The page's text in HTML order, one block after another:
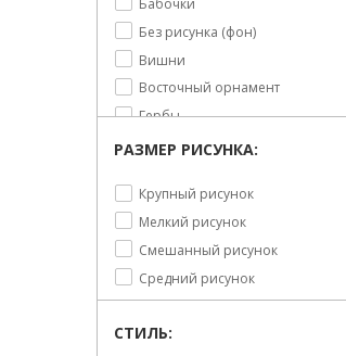
LX Hausys
Limonta
Loymina
Marburg
MidBec
Milassa
PALITRA LIFE (Palitra)
PALITRA PRESTIGE (Prestige
Color)
Prima Italiana
Rasch Textil
Без рисунка (фон)
Вишни
Восточный орнамент
Гербы
Горизонтальная полоска
Горох
Дамаск
Деревья
Животные
Кляксы
РАЗМЕР РИСУНКА:
Крупный рисунок
Мелкий рисунок
Смешанный рисунок
Средний рисунок
СТИЛЬ: